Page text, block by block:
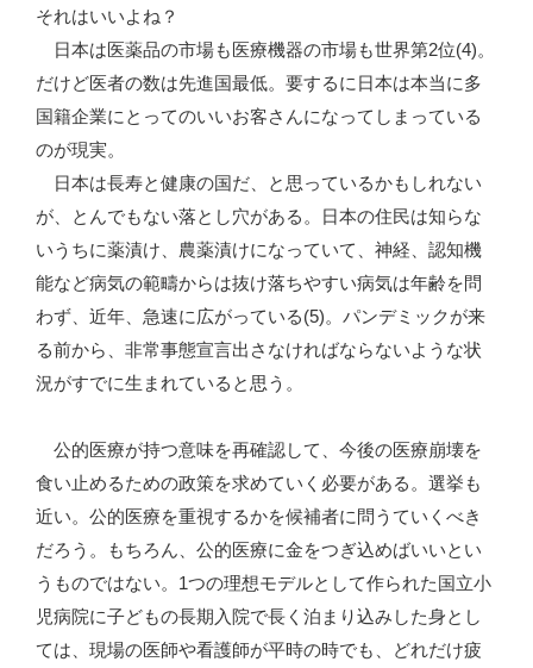
それはいいよね？
日本は医薬品の市場も医療機器の市場も世界第2位(4)。
だけど医者の数は先進国最低。要するに日本は本当に多
国籍企業にとってのいいお客さんになってしまっている
のが現実。
日本は長寿と健康の国だ、と思っているかもしれない
が、とんでもない落とし穴がある。日本の住民は知らな
いうちに薬漬け、農薬漬けになっていて、神経、認知機
能など病気の範疇からは抜け落ちやすい病気は年齢を問
わず、近年、急速に広がっている(5)。パンデミックが来
る前から、非常事態宣言出さなければならないような状
況がすでに生まれていると思う。
公的医療が持つ意味を再確認して、今後の医療崩壊を
食い止めるための政策を求めていく必要がある。選挙も
近い。公的医療を重視するかを候補者に問うていくべき
だろう。もちろん、公的医療に金をつぎ込めばいいとい
うものではない。1つの理想モデルとして作られた国立小
児病院に子どもの長期入院で長く泊まり込みした身とし
ては、現場の医師や看護師が平時の時でも、どれだけ疲